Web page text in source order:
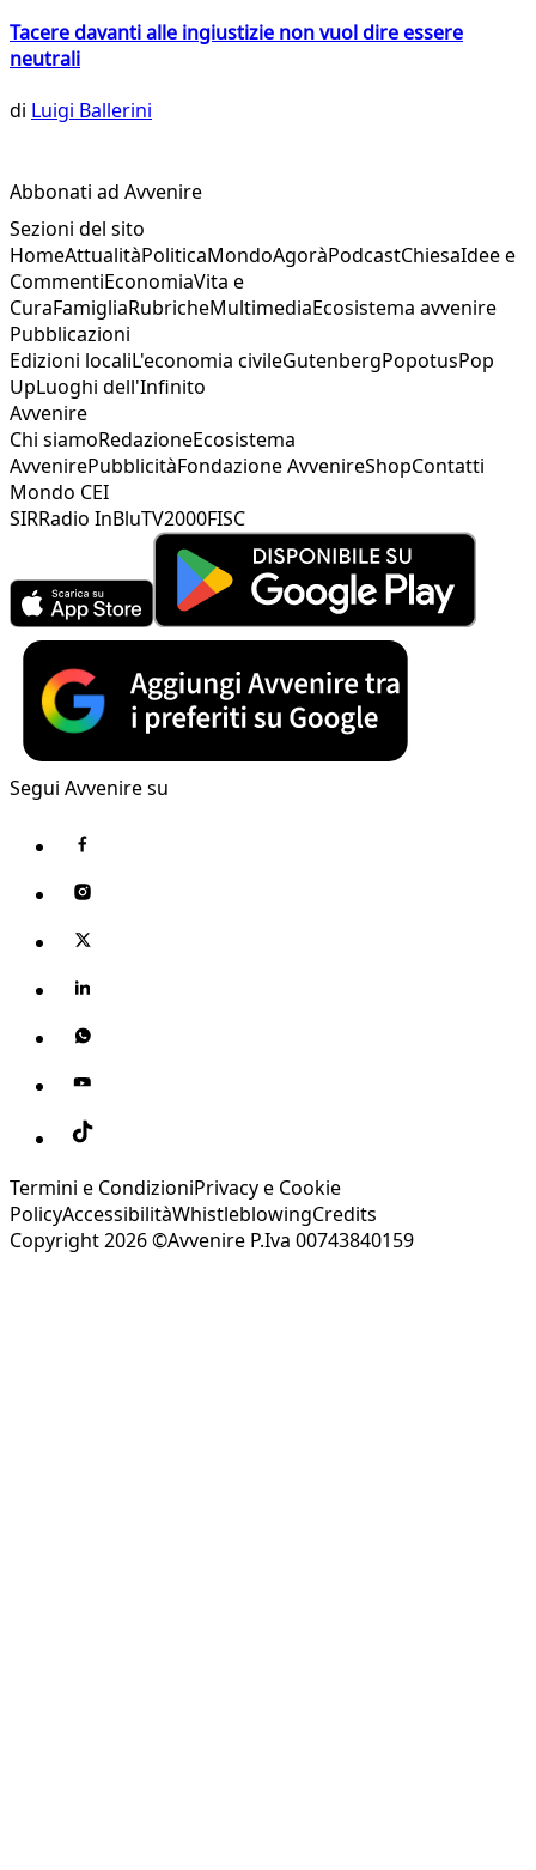
Tacere davanti alle ingiustizie non vuol dire essere
neutrali
di Luigi Ballerini
Abbonati ad Avvenire
Sezioni del sito
HomeAttualitàPoliticaMondoAgoràPodcastChiesaIdee e
CommentiEconomiaVita e
CuraFamigliaRubricheMultimediaEcosistema avvenire
Pubblicazioni
Edizioni localiL'economia civileGutenbergPopotusPop
UpLuoghi dell'Infinito
Avvenire
Chi siamoRedazioneEcosistema
AvvenirePubblicitàFondazione AvvenireShopContatti
Mondo CEI
SIRRadio InBluTV2000FISC
Segui Avvenire su
Termini e CondizioniPrivacy e Cookie
PolicyAccessibilitàWhistleblowingCredits
Copyright 2026 ©Avvenire P.Iva 00743840159